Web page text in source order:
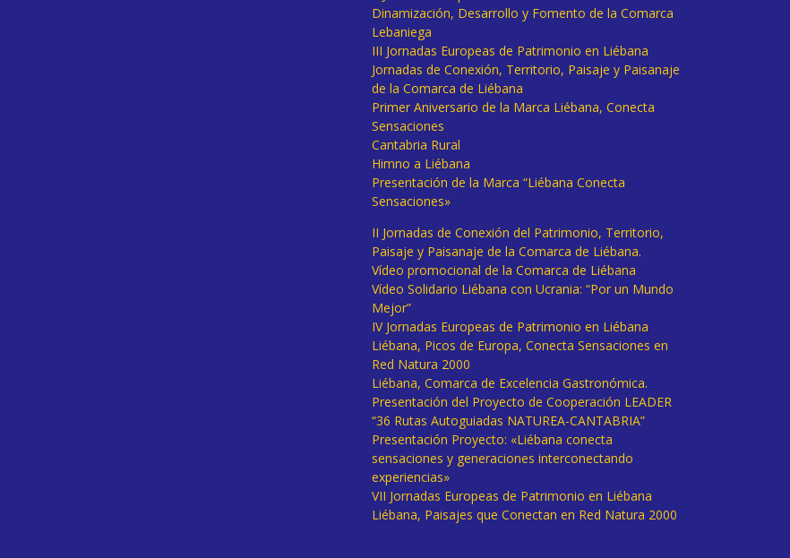
Dinamización, Desarrollo y Fomento de la Comarca
Lebaniega
III Jornadas Europeas de Patrimonio en Liébana
Jornadas de Conexión, Territorio, Paisaje y Paisanaje
de la Comarca de Liébana
Primer Aniversario de la Marca Liébana, Conecta
Sensaciones
Cantabria Rural
Himno a Liébana
Presentación de la Marca “Liébana Conecta
Sensaciones»
II Jornadas de Conexión del Patrimonio, Territorio,
Paisaje y Paisanaje de la Comarca de Liébana.
Vídeo promocional de la Comarca de Liébana
Vídeo Solidario Liébana con Ucrania: “Por un Mundo
Mejor”
IV Jornadas Europeas de Patrimonio en Liébana
Liébana, Picos de Europa, Conecta Sensaciones en
Red Natura 2000
Liébana, Comarca de Excelencia Gastronómica.
Presentación del Proyecto de Cooperación LEADER
“36 Rutas Autoguiadas NATUREA-CANTABRIA”
Presentación Proyecto: «Liébana conecta
sensaciones y generaciones interconectando
experiencias»
VII Jornadas Europeas de Patrimonio en Liébana
Liébana, Paisajes que Conectan en Red Natura 2000